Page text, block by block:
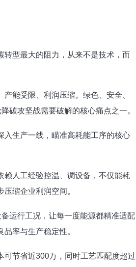
转型最大的阻力，从来不是技术，而
能受限、利润压缩。绿色、安全、
碳攻坚战需要破解的核心痛点之一。
入生产一线，瞄准高耗能工序的核心
赖人工经验控温、调设备，不仅能耗
缩企业利润空间。
运行工况，让每一度能源都精准适配
率与生产稳定性。
节省近300万，同时工艺匹配度超过